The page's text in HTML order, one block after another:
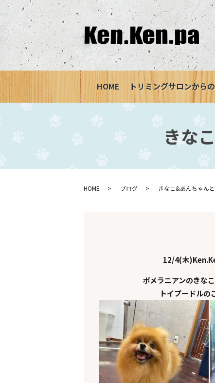
HOME トリミングサロンから
きな
HOME ブログ きなこ&あんちゃん
12/4(木
ポメラニアンのきな
トイプードルの